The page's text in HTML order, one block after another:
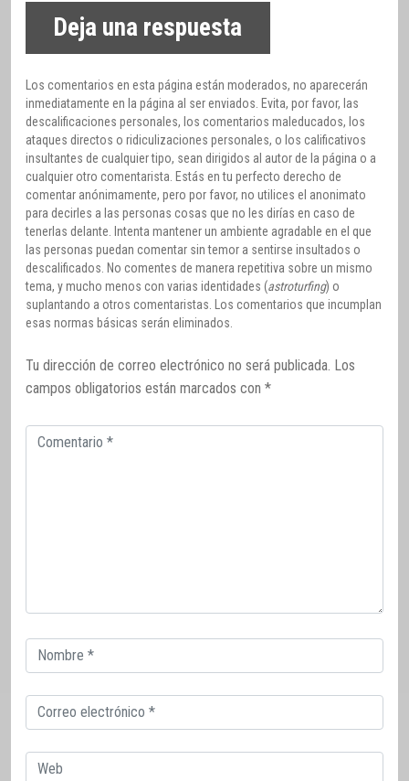
Deja una respuesta
Los comentarios en esta página están moderados, no aparecerán
inmediatamente en la página al ser enviados. Evita, por favor, las
descalificaciones personales, los comentarios maleducados, los
ataques directos o ridiculizaciones personales, o los calificativos
insultantes de cualquier tipo, sean dirigidos al autor de la página o a
cualquier otro comentarista. Estás en tu perfecto derecho de
comentar anónimamente, pero por favor, no utilices el anonimato
para decirles a las personas cosas que no les dirías en caso de
tenerlas delante. Intenta mantener un ambiente agradable en el que
las personas puedan comentar sin temor a sentirse insultados o
descalificados. No comentes de manera repetitiva sobre un mismo
tema, y mucho menos con varias identidades (astroturfing) o
suplantando a otros comentaristas. Los comentarios que incumplan
esas normas básicas serán eliminados.
Tu dirección de correo electrónico no será publicada. Los
campos obligatorios están marcados con *
Comentario
Correo
electrónico
Correo
electrónico
Web